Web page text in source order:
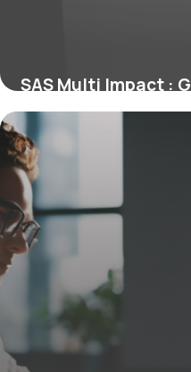
SAS Multi Impact :
14 mars 2026